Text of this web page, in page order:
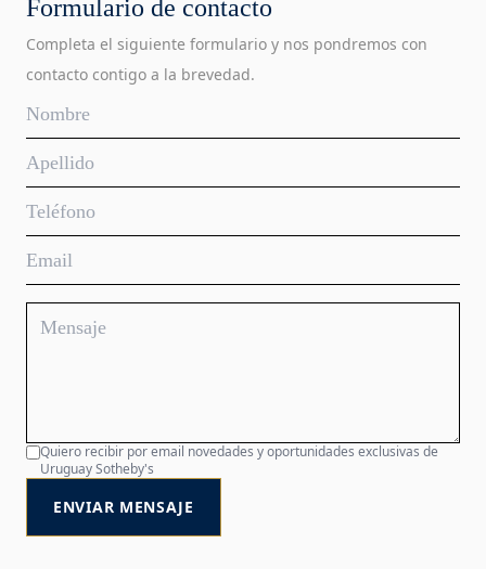
Formulario de contacto
Completa el siguiente formulario y nos pondremos con
contacto contigo a la brevedad.
Quiero recibir por email novedades y oportunidades exclusivas de
Uruguay Sotheby's
ENVIAR MENSAJE